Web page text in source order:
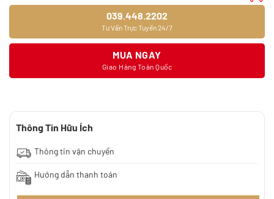
039.448.2202
Tư Vấn Trực Tuyến 24/7
MUA NGAY
Giao Hàng Toàn Quốc
Thông Tin Hữu Ích
Thông tin vận chuyển
Hướng dẫn thanh toán